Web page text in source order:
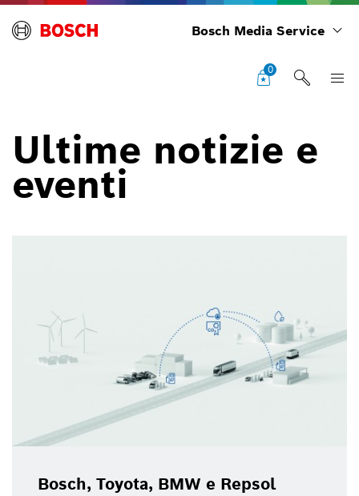
Bosch Media Service
0
Ultime notizie e
eventi
Bosch, Toyota, BMW e Repsol